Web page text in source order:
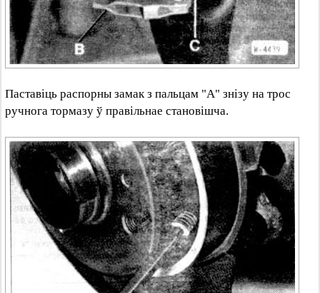
Паставіць распорны замак з пальцам "А" знізу на трос
ручнога тормазу ў правільнае становішча.